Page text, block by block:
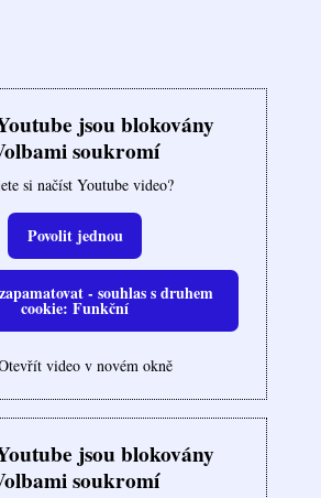
jsou blokovány
soukromí
si načíst Youtube video?
Povolit jednou
- souhlas s druhem
cookie: Funkční
video v novém okně
jsou blokovány
soukromí